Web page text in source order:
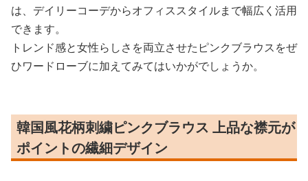
は、デイリーコーデからオフィススタイルまで幅広く活用
できます。
トレンド感と女性らしさを両立させたピンクブラウスをぜ
ひワードローブに加えてみてはいかがでしょうか。
韓国風花柄刺繍ピンクブラウス 上品な襟元が
ポイントの繊細デザイン